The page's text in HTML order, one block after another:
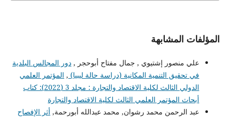
المؤلفات المشابهة
علي منصور إشتيوي , جمال مفتاح أبوحجر , دور المجالس البلدية
في تحقيق التنمية المكانية (دراسة حالة ليبيا) , المؤتمر العلمي
الدولي الثالث لكلية الاقتصاد والتجارة : مجلد 3 (2022): كتاب
أبحاث المؤتمر العلمي الثالث لكلية الاقتصاد والتجارة
عبد الرحمن محمد رشوان, محمد عبدالله أبورحمة, أثر الإفصاح